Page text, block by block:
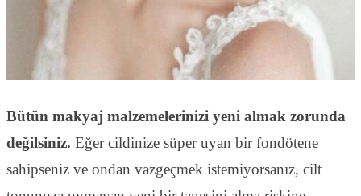
Bütün makyaj malzemelerinizi yeni almak zorunda
değilsiniz. Eğer cildinize süper uyan bir fondötene
sahipseniz ve ondan vazgeçmek istemiyorsanız, cilt